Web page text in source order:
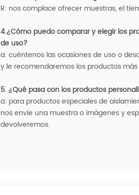
R: nos complace ofrecer muestras, el
4.¿Cómo puedo comparar y elegir los
de uso?
a: cuéntenos las ocasiones de uso o
y le recomendaremos los productos
5. ¿Qué pasa con los productos
a: para productos especiales de
nos envíe una muestra o imágenes y
devolveremos.